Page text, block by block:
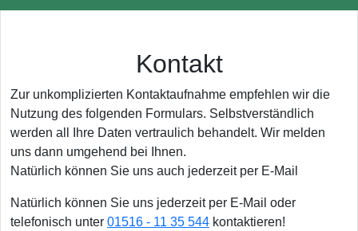
Kontakt
Zur unkomplizierten Kontaktaufnahme empfehlen wir die
Nutzung des folgenden Formulars. Selbstverständlich
werden all Ihre Daten vertraulich behandelt. Wir melden
uns dann umgehend bei Ihnen.
Natürlich können Sie uns auch jederzeit per E-Mail
Natürlich können Sie uns jederzeit per E-Mail oder
telefonisch unter 01516 - 11 35 544 kontaktieren!